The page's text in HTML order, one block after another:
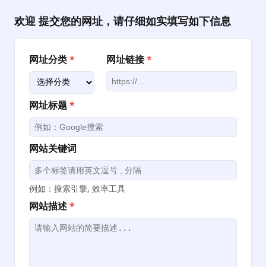
欢迎 提交您的网址，请仔细如实填写如下信息
网址分类* 网址链接*
网址标题*
网站关键词
例如：搜索引擎, 效率工具
网站描述*